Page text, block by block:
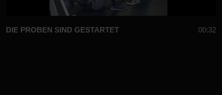
DIE PROBEN SIND GESTARTET 00:32